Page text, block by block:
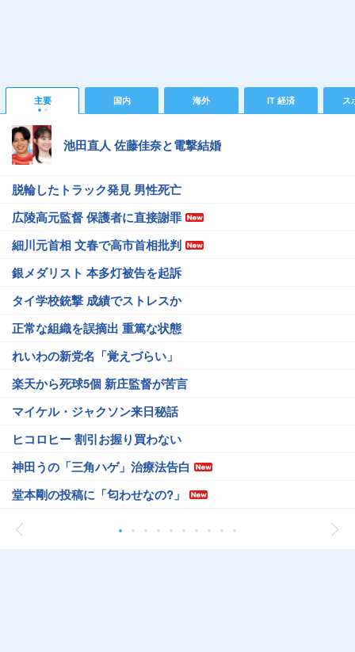
主要 国内 海外 IT 経済 ス
池田直人 佐藤佳奈と電撃結婚
脱輪したトラック発見 男性死亡
広陵高元監督 保護者に直接謝罪
細川元首相 文春で高市首相批判
銀メダリスト 本多灯被告を起訴
タイ学校銃撃 成績でストレスか
正常な組織を誤摘出 重篤な状態
れいわの新党名「覚えづらい」
楽天から死球5個 新庄監督が苦言
マイケル・ジャクソン来日秘話
ヒコロヒー 割引お握り買わない
神田うの「三角ハゲ」治療法告白
堂本剛の投稿に「匂わせなの?」